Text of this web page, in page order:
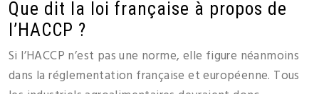
Que dit la loi française à propos de
l’HACCP ?
Si l’HACCP n’est pas une norme, elle figure néanmoins
dans la réglementation française et européenne. Tous